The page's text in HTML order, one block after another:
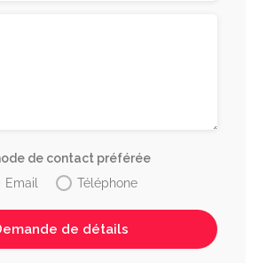
de contact préférée
Email
Téléphone